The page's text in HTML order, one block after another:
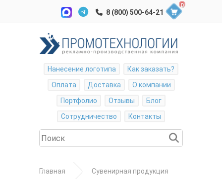
0
Нанесение логотипа
Как заказать?
Оплата
Доставка
О компании
Портфолио
Отзывы
Блог
Сотрудничество
Контакты
Главная Сувенирная продукция